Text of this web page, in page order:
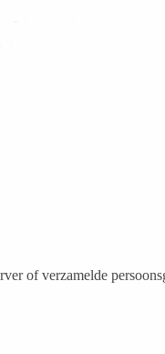
of verzamelde